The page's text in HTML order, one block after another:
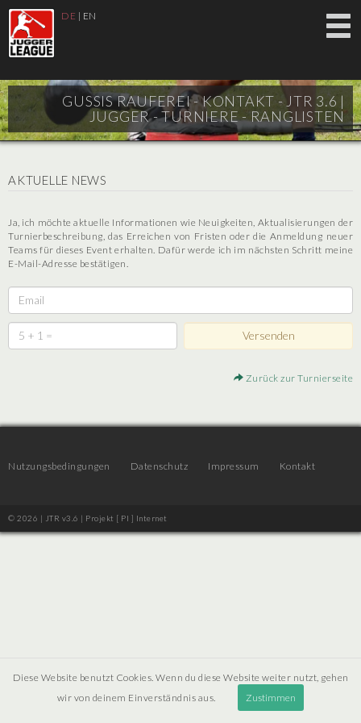
DE | EN
GUSSIS RAUFEREI - KONTAKT - JTR 3.6 |
JUGGER - TURNIERE - RANGLISTEN
AKTUELLE NEWS
Ja, ich möchte aktuelle Informationen wie Neuigkeiten, Aktualisierungen der
Turnierbeschreibung, das Erreichen von Fristen oder die Anmeldung neuer
Teams für dieses Event erhalten. Dafür werde ich im nächsten Schritt meine
E-Mail-Adresse bestätigen.
Zurück zur Turnierseite
Nutzungsbedingungen Datenschutz Impressum Kontakt
© 2026 | JTR v3.6 | Projekt [ PI ] Internet
Diese Website benutzt Cookies. Wenn du diese Website weiter nutzt, gehen
wir von deinem Einverständnis aus.
Zustimmen